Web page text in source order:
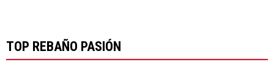
TOP REBAÑO PASIÓN